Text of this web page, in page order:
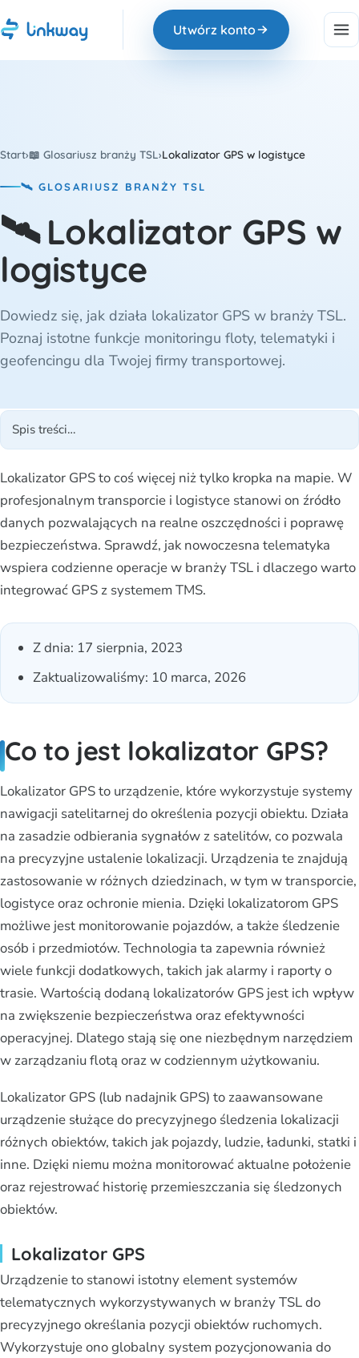
Utwórz konto
Start›📖 Glosariusz branży TSL›Lokalizator GPS w logistyce
🛰️ GLOSARIUSZ BRANŻY TSL
🛰️Lokalizator GPS w
logistyce
Dowiedz się, jak działa lokalizator GPS w branży TSL.
Poznaj istotne funkcje monitoringu floty, telematyki i
geofencingu dla Twojej firmy transportowej.
Lokalizator GPS to coś więcej niż tylko kropka na mapie. W
profesjonalnym transporcie i logistyce stanowi on źródło
danych pozwalających na realne oszczędności i poprawę
bezpieczeństwa. Sprawdź, jak nowoczesna telematyka
wspiera codzienne operacje w branży TSL i dlaczego warto
integrować GPS z systemem TMS.
Z dnia: 17 sierpnia, 2023
Zaktualizowaliśmy: 10 marca, 2026
Co to jest lokalizator GPS?
Lokalizator GPS to urządzenie, które wykorzystuje systemy
nawigacji satelitarnej do określenia pozycji obiektu. Działa
na zasadzie odbierania sygnałów z satelitów, co pozwala
na precyzyjne ustalenie lokalizacji. Urządzenia te znajdują
zastosowanie w różnych dziedzinach, w tym w transporcie,
logistyce oraz ochronie mienia. Dzięki lokalizatorom GPS
możliwe jest monitorowanie pojazdów, a także śledzenie
osób i przedmiotów. Technologia ta zapewnia również
wiele funkcji dodatkowych, takich jak alarmy i raporty o
trasie. Wartością dodaną lokalizatorów GPS jest ich wpływ
na zwiększenie bezpieczeństwa oraz efektywności
operacyjnej. Dlatego stają się one niezbędnym narzędziem
w zarządzaniu flotą oraz w codziennym użytkowaniu.
Lokalizator GPS (lub nadajnik GPS) to zaawansowane
urządzenie służące do precyzyjnego śledzenia lokalizacji
różnych obiektów, takich jak pojazdy, ludzie, ładunki, statki i
inne. Dzięki niemu można monitorować aktualne położenie
oraz rejestrować historię przemieszczania się śledzonych
obiektów.
Lokalizator GPS
Urządzenie to stanowi istotny element systemów
telematycznych wykorzystywanych w branży TSL do
precyzyjnego określania pozycji obiektów ruchomych.
Wykorzystuje ono globalny system pozycjonowania do